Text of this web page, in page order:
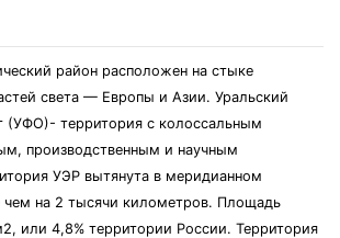
район расположен на стыке
света — Европы и Азии. Уральский
(УФО)- территория с колоссальным
производственным и научным
УЭР вытянута в меридианном
чем на 2 тысячи километров. Площадь
или 4,8% территории России. Территория